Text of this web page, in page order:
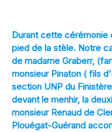
Durant cette
pied de la stèle. Notre
de madame Graberr,
monsieur Pinaton ( fils
section UNP du
devant le menhir, la
monsieur Renaud de
Plouégat-Guérand